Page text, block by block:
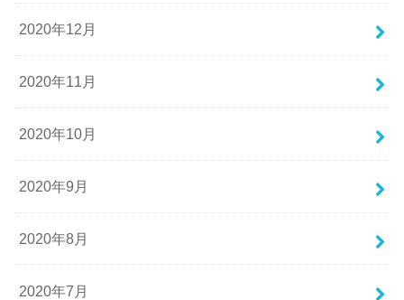
2020年12月
2020年11月
2020年10月
2020年9月
2020年8月
2020年7月